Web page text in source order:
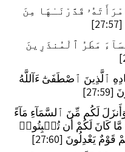
قَدَّرْنَـٰهَا مِنَ
مَطَرُ ٱلْمُنذَرِينَ
ٱلَّذِينَ ٱصْطَفَىٰٓ ءَآللَّهُ
لَكُم مِّنَ ٱلسَّمَآءِ مَآءً
مَّا كَانَ لَكُمْ أَن تُنۢبِتُوا۟
يَعْدِلُونَ [27:60]